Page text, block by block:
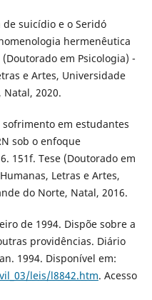
de suicídio e o Seridó
hermenêutica
em Psicologia) -
e Artes, Universidade
Natal, 2020.
sofrimento em estudantes
sob o enfoque
151f. Tese (Doutorado em
Letras e Artes,
do Norte, Natal, 2016.
de 1994. Dispõe sobre a
providências. Diário
1994. Disponível em:
leis/l8842.htm. Acesso